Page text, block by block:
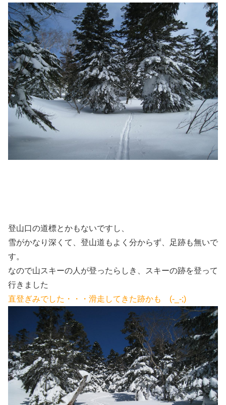
登山口の道標とかもないですし、
雪がかなり深くて、登山道もよく分からず、足跡も無いで
す。
なので山スキーの人が登ったらしき、スキーの跡を登って
行きました
直登ぎみでした・・・滑走してきた跡かも (-_-;)